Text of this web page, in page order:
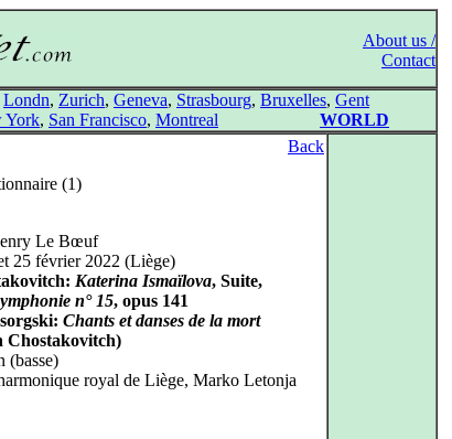
About us /
Contact
Londn, Zurich, Geneva, Strasbourg, Bruxelles, Gent
York, San Francisco, Montreal WORLD
Back
(1)
Le Bœuf
25 février 2022 (Liège)
Katerina Ismaïlova, Suite,
n° 15, opus 141
Chants et danses de la mort
Chostakovitch)
(basse)
royal de Liège, Marko Letonja